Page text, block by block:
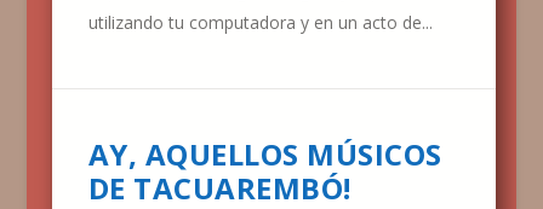
utilizando tu computadora y en un acto de...
AY, AQUELLOS MÚSICOS
DE TACUAREMBÓ!